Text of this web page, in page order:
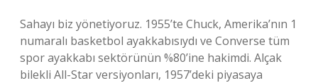
Sahayı biz yönetiyoruz. 1955’te Chuck, Amerika’nın 1
numaralı basketbol ayakkabısıydı ve Converse tüm
spor ayakkabı sektörünün %80’ine hakimdi. Alçak
bilekli All-Star versiyonları, 1957’deki piyasaya